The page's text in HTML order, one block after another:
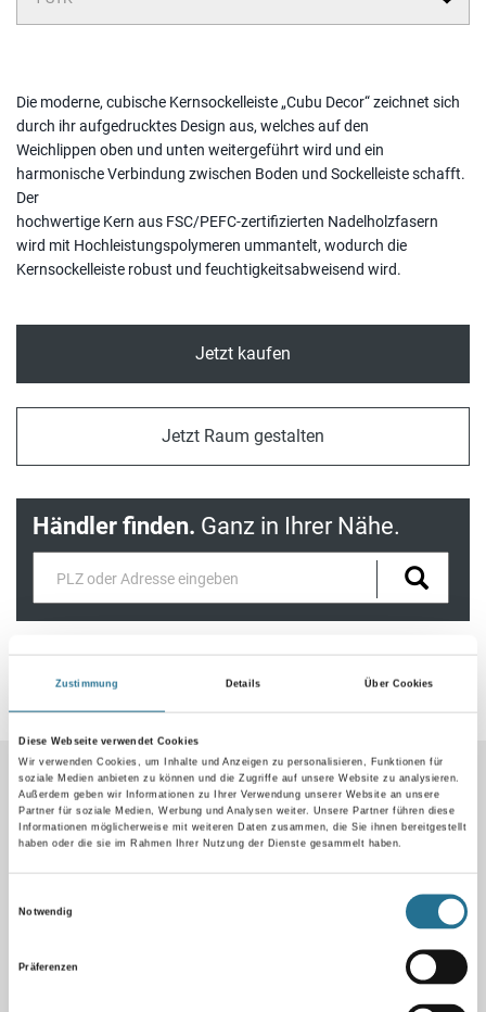
Zustimmung Details Über Cookies
Diese Webseite verwendet Cookies
Wir verwenden Cookies, um Inhalte und Anzeigen zu personalisieren, Funktionen für
soziale Medien anbieten zu können und die Zugriffe auf unsere Website zu analysieren.
Außerdem geben wir Informationen zu Ihrer Verwendung unserer Website an unsere
Partner für soziale Medien, Werbung und Analysen weiter. Unsere Partner führen diese
Informationen möglicherweise mit weiteren Daten zusammen, die Sie ihnen bereitgestellt
haben oder die sie im Rahmen Ihrer Nutzung der Dienste gesammelt haben.
Notwendig
Präferenzen
Die moderne, cubische Kernsockelleiste „Cubu Decor“ zeichnet sich
durch ihr aufgedrucktes Design aus, welches auf den
Weichlippen oben und unten weitergeführt wird und ein
harmonische Verbindung zwischen Boden und Sockelleiste schafft.
Der
hochwertige Kern aus FSC/PEFC-zertifizierten Nadelholzfasern
wird mit Hochleistungspolymeren ummantelt, wodurch die
Kernsockelleiste robust und feuchtigkeitsabweisend wird.
Jetzt kaufen
Jetzt Raum gestalten
Händler finden. Ganz in Ihrer Nähe.
Produkteigenschaften
Produkteigenschaft
- HDF Kern, ummantelt mit dem chlorfreien Polyblend auf Basis
PP/TPE, mit flexibler Weichlippe oben und unten
- Innen-/Außenecken sowie Profilenden können ohne zusätzliche
Formteile mit der Döllken Sockelleistenstanze aus dem Profil
gebildet werden
- Länge 2,50 m, VE = 10 Stück